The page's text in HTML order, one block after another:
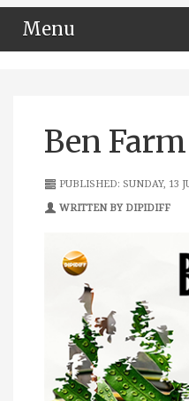
Menu
Ben
PUBLISHED: SUNDAY, 13
WRITTEN BY DIPIDIFF